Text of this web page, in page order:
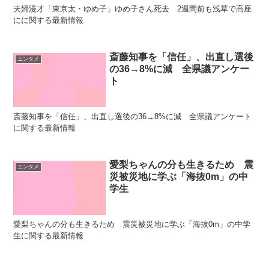
夫婦漫才「東京太・ゆめ子」ゆめ子さん死去 2週間前も浅草で高座
にに関する最新情報
エンタメ
斎藤知事を「信任」、出直し選後
の36→8%に減 全県議アンケー
ト
斎藤知事を「信任」、出直し選後の36→8%に減 全県議アンケート
に関する最新情報
エンタメ
愛梨ちゃんの分も生きるため 震
災被災地に学ぶ「海抜0m」の中
学生
愛梨ちゃんの分も生きるため 震災被災地に学ぶ「海抜0m」の中学
生に関する最新情報